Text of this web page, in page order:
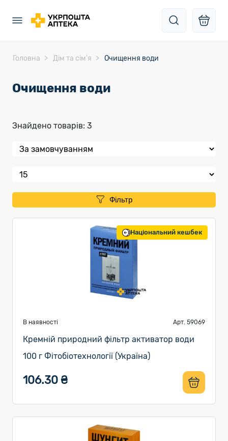
Головна Дім та сім'я Очищення води
Очищення води
Знайдено товарів: 3
Фільтр
Національний кешбек
В наявності Арт. 59069
Кремній природний фільтр активатор води
100 г Фітобіотехнології (Україна)
106.30 ₴